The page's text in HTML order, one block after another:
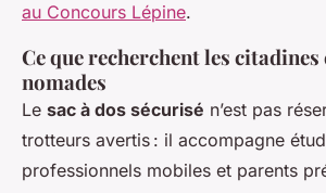
au Concours Lépine.
Ce que recherchent les citadines
nomades
Le sac à dos sécurisé n’est pas
trotteurs avertis : il accompagne
professionnels mobiles et parents